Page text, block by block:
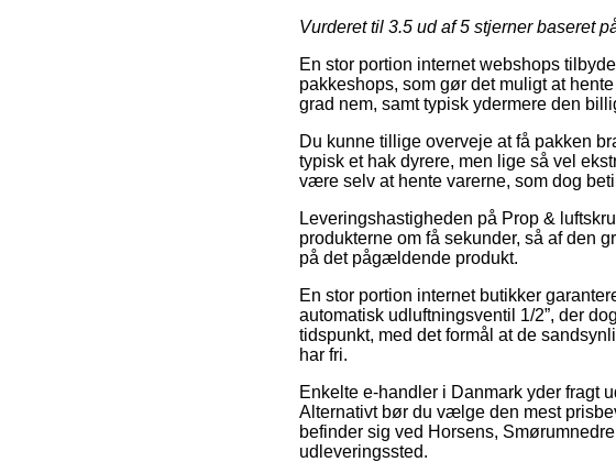
Vurderet til 3.5 ud af 5 stjerner baseret
En stor portion internet webshops
pakkeshops, som gør det muligt at
grad nem, samt typisk ydermere den
Du kunne tillige overveje at få pakken
typisk et hak dyrere, men lige så vel
være selv at hente varerne, som dog
Leveringshastigheden på Prop &
produkterne om få sekunder, så af den
på det pågældende produkt.
En stor portion internet butikker
automatisk udluftningsventil 1/2”, der
tidspunkt, med det formål at de
har fri.
Enkelte e-handler i Danmark yder fragt
Alternativt bør du vælge den mest
befinder sig ved Horsens,
udleveringssted.